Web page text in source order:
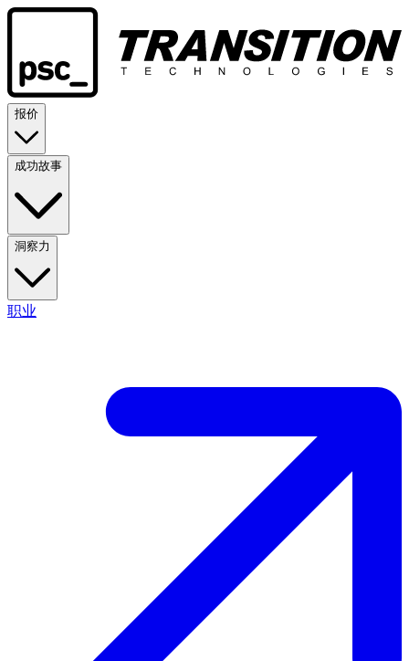
报价
成功故事
洞察力
职业